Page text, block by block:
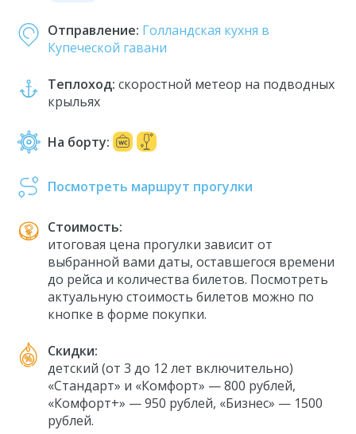
Отправление: Голландская кухня в
Купеческой гавани
Теплоход: скоростной метеор на подводных
крыльях
На борту:
Посмотреть маршрут прогулки
Стоимость:
итоговая цена прогулки зависит от
выбранной вами даты, оставшегося времени
до рейса и количества билетов. Посмотреть
актуальную стоимость билетов можно по
кнопке в форме покупки.
Скидки:
детский (от 3 до 12 лет включительно)
«Стандарт» и «Комфорт» — 800 рублей,
«Комфорт+» — 950 рублей, «Бизнес» — 1500
рублей.